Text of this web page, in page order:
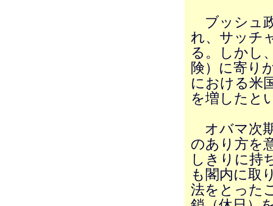
ブッシュ
れ、サッチ
る。しかし
険）に寄り
における米
を増したと
オバマ次
のあり方を
しきりに持
も閣内に取
法をとった